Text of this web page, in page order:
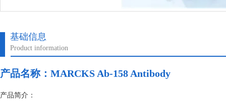
基础信息
Product information
产品名称： MARCKS Ab-158 Antibody
产品简介：